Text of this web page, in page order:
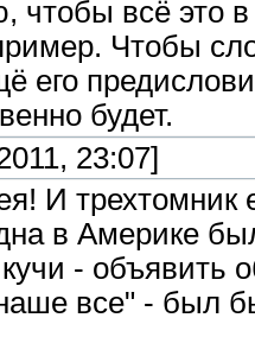
чтобы всё
Чтобы
будет.
23:07]
И трехтомник
в Америке
кучи -
все" - был